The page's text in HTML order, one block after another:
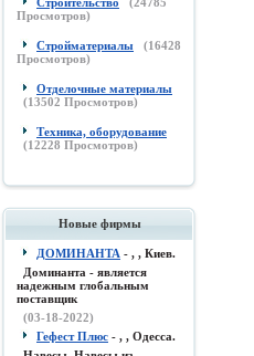
Просмотров)
Стройматериалы (16428
Просмотров)
Отделочные материалы
(13502 Просмотров)
Техника, оборудование
(12228 Просмотров)
Новые фирмы
ДОМИНАНТА - , , Киев.
Доминанта - является
надежным глобальным
поставщик
(03-18-2022)
Гефест Плюс - , , Одесса.